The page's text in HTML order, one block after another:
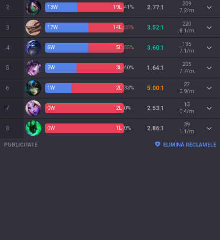
2 13W 19L 41% 2.77:1
209
7.2/m
3 17W 14L 55% 3.52:1
220
8.1/m
4 6W 5L 55% 3.60:1
195
7.1/m
5 2W 3L 40% 1.64:1
205
7.7/m
6 1W 2L 33% 5.00:1
27
0.9/m
7 0W 2L 0% 2.53:1
13
0.4/m
8 0W 1 L 0% 2.86:1
39
1.1/m
PUBLICITATE ELIMINĂ RECLAMELE